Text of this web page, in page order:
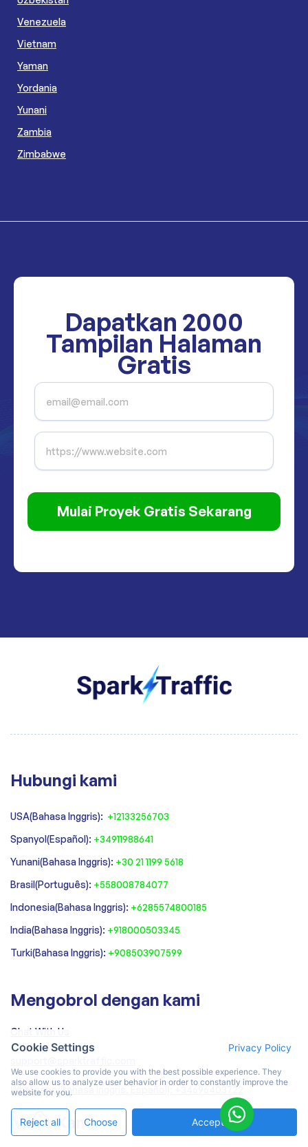
Venezuela
Vietnam
Yaman
Yordania
Yunani
Zambia
Zimbabwe
Dapatkan 2000
Tampilan Halaman
Gratis
Mulai Proyek Gratis Sekarang
Hubungi kami
USA(Bahasa Inggris): +12133256703
Spanyol(Español): +34911988641
‍Yunani(Bahasa Inggris): +30 21 1199 5618
‍Brasil(Português): +558008784077‍
‍Indonesia(Bahasa Inggris): +6285574800185
India(Bahasa Inggris): +918000503345
Turki(Bahasa Inggris): +908503907599
Mengobrol dengan kami
Chat With Us
Whatsapp(Bahasa Inggris, Español): +34696403722
Mitra Kami
Cookie Settings Privacy Policy
We use cookies to provide you with the best possible experience. They
also allow us to analyze user behavior in order to constantly improve the
website for you.
Reject all Choose Accept All